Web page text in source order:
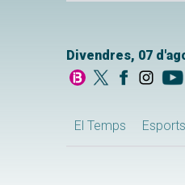
Divendres, 07
El Temps Esports